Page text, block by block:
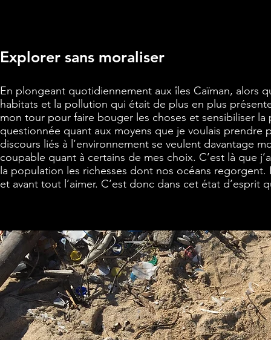
Explorer sans moraliser
En plongeant quotidiennement aux îles Caïman, alors
habitats et la pollution qui était de plus en plus
mon tour pour faire bouger les choses et sensibiliser
questionnée quant aux moyens que je voulais prendre
discours liés à l’environnement se veulent davantage
coupable quant à certains de mes choix. C’est là que
la population les richesses dont nos océans
et avant tout l’aimer. C’est donc dans cet état d’esprit